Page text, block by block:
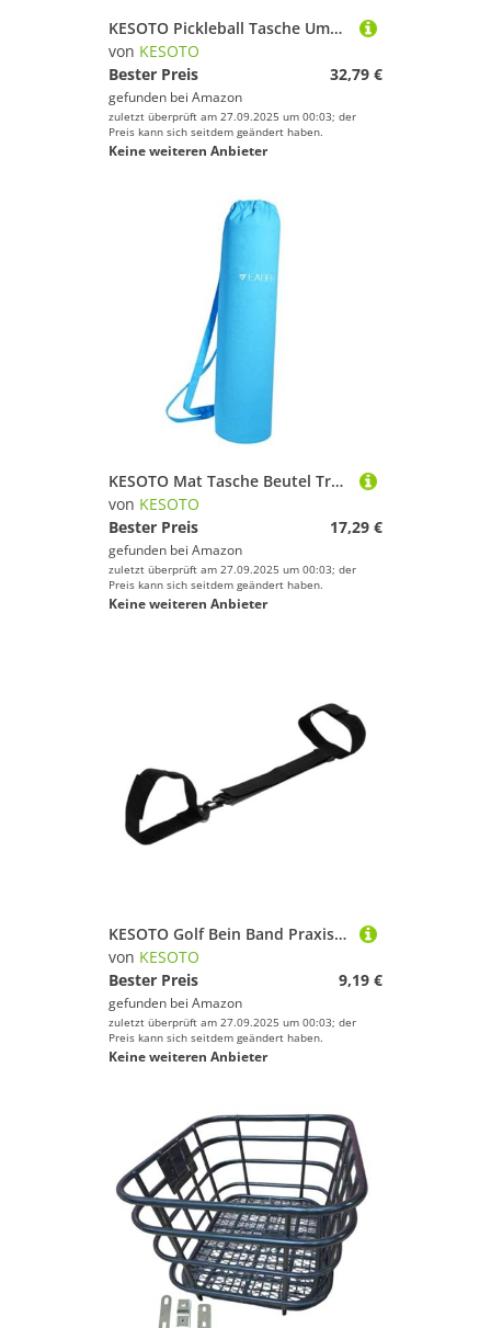
KESOTO Pickleball Tasche Umhängetasche Sporttasche Schultertasche Turnbeutel Leicht Und Tragbar Aus Oxford Gewebe für Picknicks Und Sportliche Aktivitäten, Schwarz
von KESOTO
Bester Preis
32,79 €
gefunden bei Amazon
zuletzt überprüft am 27.09.2025 um 00:03; der
Preis kann sich seitdem geändert haben.
Keine weiteren Anbieter
KESOTO Mat Tasche Beutel Transporttasche Tragegurt Canvas Kordelzug für Fitnessstudio Sporttasche Reisen Frauen, Blue M
von KESOTO
Bester Preis
17,29 €
gefunden bei Amazon
zuletzt überprüft am 27.09.2025 um 00:03; der
Preis kann sich seitdem geändert haben.
Keine weiteren Anbieter
KESOTO Golf Bein Band Praxis für Anfänger Praktische Golf Swing Hilfe
von KESOTO
Bester Preis
9,19 €
gefunden bei Amazon
zuletzt überprüft am 27.09.2025 um 00:03; der
Preis kann sich seitdem geändert haben.
Keine weiteren Anbieter